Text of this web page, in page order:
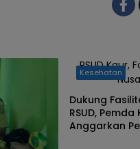
RSUD Kaur,
Kesehatan
Dukung
RSUD, Pemda
Anggarkan